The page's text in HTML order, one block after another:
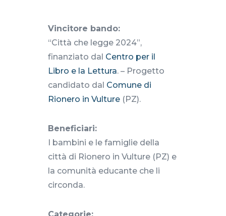
Vincitore bando:
“Città che legge 2024”,
finanziato dal Centro per il
Libro e la Lettura. – Progetto
candidato dal Comune di
Rionero in Vulture(PZ).
Beneficiari:
I bambini e le famiglie della
città di Rionero in Vulture (PZ) e
la comunità educante che li
circonda.